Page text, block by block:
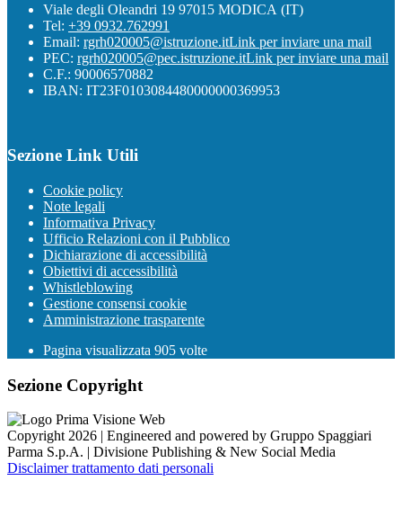
Viale degli Oleandri 19 97015 MODICA (IT)
Tel: +39 0932.762991
Email: rgrh020005@istruzione.itLink per inviare una mail
PEC: rgrh020005@pec.istruzione.itLink per inviare una mail
C.F.: 90006570882
IBAN: IT23F0103084480000000369953
Sezione Link Utili
Cookie policy
Note legali
Informativa Privacy
Ufficio Relazioni con il Pubblico
Dichiarazione di accessibilità
Obiettivi di accessibilità
Whistleblowing
Gestione consensi cookie
Amministrazione trasparente
Pagina visualizzata 905 volte
Sezione Copyright
Copyright 2026 | Engineered and powered by Gruppo Spaggiari
Parma S.p.A. | Divisione Publishing & New Social Media
Disclaimer trattamento dati personali